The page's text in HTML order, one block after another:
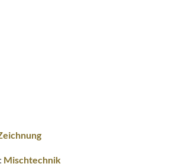
Mischtechnik